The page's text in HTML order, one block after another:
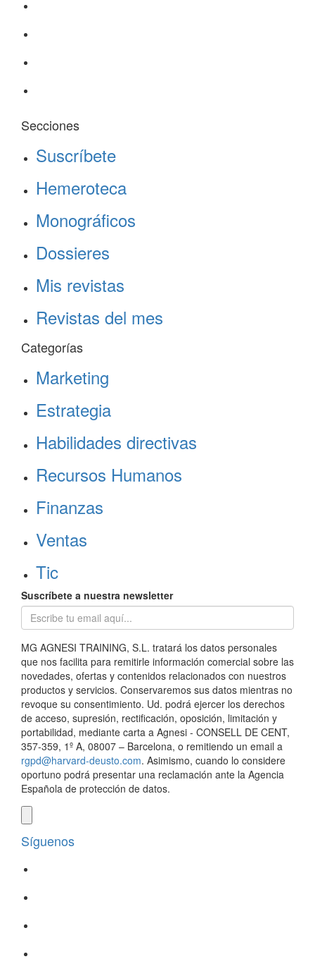
Secciones
Suscríbete
Hemeroteca
Monográficos
Dossieres
Mis revistas
Revistas del mes
Categorías
Marketing
Estrategia
Habilidades directivas
Recursos Humanos
Finanzas
Ventas
Tic
Suscríbete a nuestra newsletter
MG AGNESI TRAINING, S.L. tratará los datos personales
que nos facilita para remitirle información comercial sobre las
novedades, ofertas y contenidos relacionados con nuestros
productos y servicios. Conservaremos sus datos mientras no
revoque su consentimiento. Ud. podrá ejercer los derechos
de acceso, supresión, rectificación, oposición, limitación y
portabilidad, mediante carta a Agnesi - CONSELL DE CENT,
357-359, 1º A, 08007 – Barcelona, o remitiendo un email a
rgpd@harvard-deusto.com. Asimismo, cuando lo considere
oportuno podrá presentar una reclamación ante la Agencia
Española de protección de datos.
Síguenos